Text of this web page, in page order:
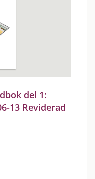
del 1:
13 Reviderad